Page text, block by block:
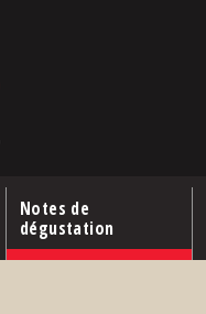
Notes de
dégustation